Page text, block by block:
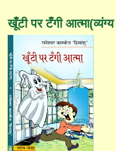
खूँटी पर टँगी